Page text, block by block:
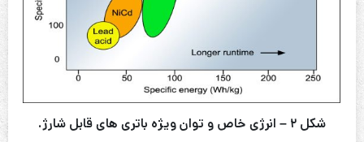
شکل ۲ – انرژی خاص و توان ویژه باتری های قابل شارژ.